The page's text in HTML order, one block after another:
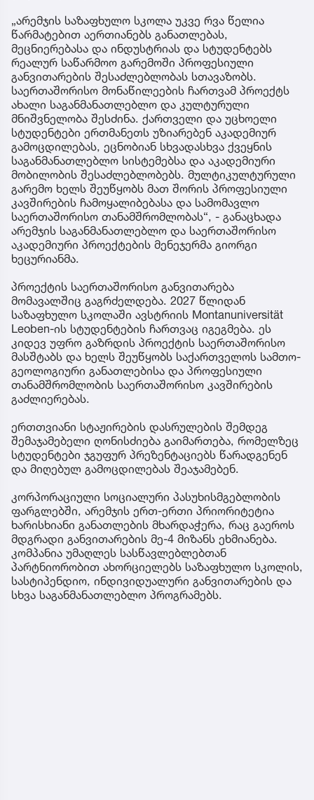
„არემჯის საზაფხულო სკოლა უკვე რვა წელია
წარმატებით აერთიანებს განათლებას,
მეცნიერებასა და ინდუსტრიას და სტუდენტებს
რეალურ საწარმოო გარემოში პროფესიული
განვითარების შესაძლებლობას სთავაზობს.
საერთაშორისო მონაწილეების ჩართვამ პროექტს
ახალი საგანმანათლებლო და კულტურული
მნიშვნელობა შესძინა. ქართველი და უცხოელი
სტუდენტები ერთმანეთს უზიარებენ აკადემიურ
გამოცდილებას, ეცნობიან სხვადასხვა ქვეყნის
საგანმანათლებლო სისტემებსა და აკადემიური
მობილობის შესაძლებლობებს. მულტიკულტურული
გარემო ხელს შეუწყობს მათ შორის პროფესიული
კავშირების ჩამოყალიბებასა და სამომავლო
საერთაშორისო თანამშრომლობას“, - განაცხადა
არემჯის საგანმანათლებლო და საერთაშორისო
აკადემიური პროექტების მენეჯერმა გიორგი
ხეცურიანმა.
პროექტის საერთაშორისო განვითარება
მომავალშიც გაგრძელდება. 2027 წლიდან
საზაფხულო სკოლაში ავსტრიის Montanuniversität
Leoben-ის სტუდენტების ჩართვაც იგეგმება. ეს
კიდევ უფრო გაზრდის პროექტის საერთაშორისო
მასშტაბს და ხელს შეუწყობს საქართველოს სამთო-
გეოლოგიური განათლებისა და პროფესიული
თანამშრომლობის საერთაშორისო კავშირების
გაძლიერებას.
ერთთვიანი სტაჟირების დასრულების შემდეგ
შემაჯამებელი ღონისძიება გაიმართება, რომელზეც
სტუდენტები ჯგუფურ პრეზენტაციებს წარადგენენ
და მიღებულ გამოცდილებას შეაჯამებენ.
კორპორაციული სოციალური პასუხისმგებლობის
ფარგლებში, არემჯის ერთ-ერთი პრიორიტეტია
ხარისხიანი განათლების მხარდაჭერა, რაც გაეროს
მდგრადი განვითარების მე-4 მიზანს ეხმიანება.
კომპანია უმაღლეს სასწავლებლებთან
პარტნიორობით ახორციელებს საზაფხულო სკოლის,
სასტიპენდიო, ინდივიდუალური განვითარების და
სხვა საგანმანათლებლო პროგრამებს.